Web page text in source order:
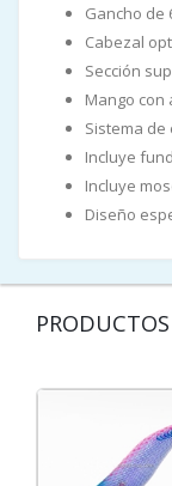
Gancho de
Cabezal
Sección
Mango
Sistema
Incluye
Incluye
Diseño
PRODUCTOS